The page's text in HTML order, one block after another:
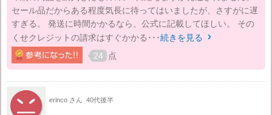
セール品だからある程度気長に待ってはいましたが、さすがに遅
すぎる。 発送に時間かかるなら、公式に記載してほしい。 その
くせクレジットの請求はすぐかかる･･･続きを見る 
24 点
erinco さん 40代後半